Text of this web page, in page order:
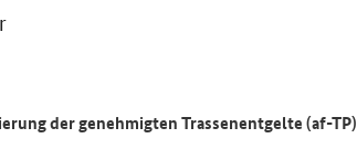
der genehmigten Trassenentgelte (af-TP)